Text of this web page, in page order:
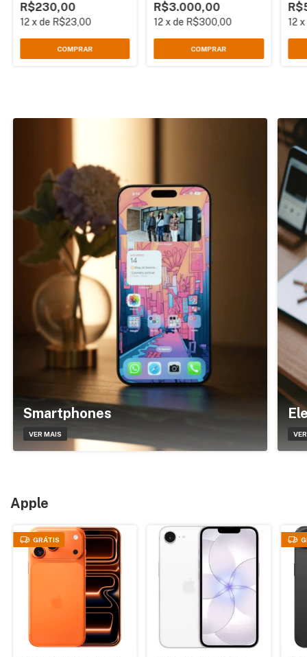
R$230,00
12xde R$23,00
R$3.000,00
12 xde R$300,00 12x
Smartphones
VER MAIS
Apple
GRÁTIS